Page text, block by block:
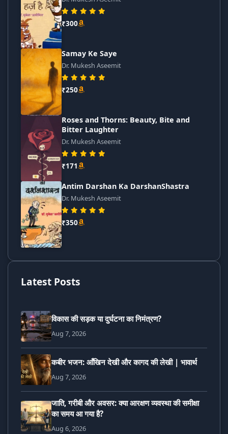
₹300
Samay Ke Saye
Dr. Mukesh Aseemit
₹250
Roses and Thorns: Beauty, Bite and
Bitter Laughter
Dr. Mukesh Aseemit
₹171
Antim Darshan Ka DarshanShastra
Dr. Mukesh Aseemit
₹350
Latest Posts
विकास की सड़क या दुर्घटना का निमंत्रण?
Aug 7, 2026
कबीर भजन: आँखिन देखी और कागद की लेखी | भावार्थ
Aug 7, 2026
जाति, गरीबी और अवसर: क्या आरक्षण व्यवस्था की समीक्षा
का समय आ गया है?
Aug 6, 2026